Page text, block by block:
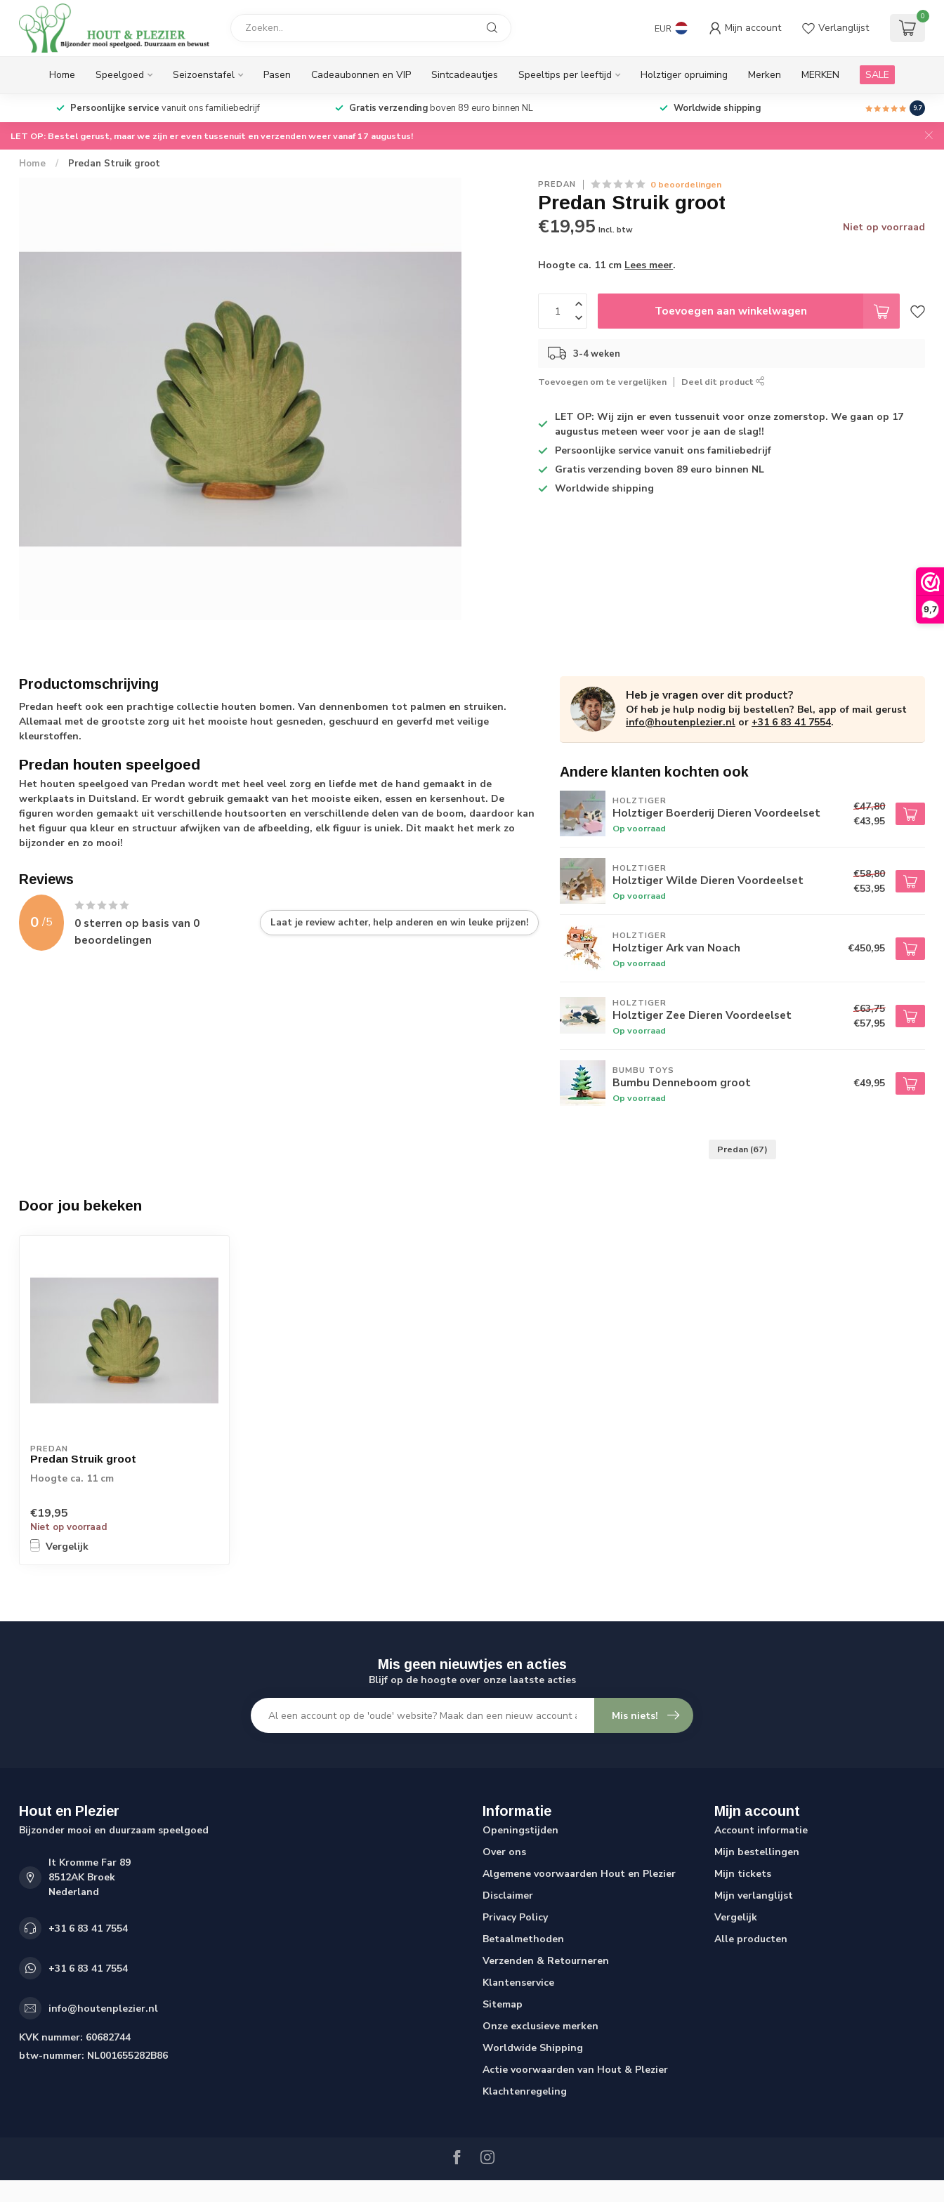
9,7
EUR Mijn account Verlanglijst
0
Home Speelgoed Seizoenstafel Pasen Cadeaubonnen en VIP Sintcadeautjes Speeltips per leeftijd Holztiger opruiming Merken MERKEN SALE
Persoonlijke service vanuit ons familiebedrijf Gratis verzendingboven 89 euro binnen NL Worldwide shipping 9.7
LET OP: Bestel gerust, maar we zijn er even tussenuit en verzenden weer vanaf 17 augustus!
Home / Predan Struik groot
PREDAN 0 beoordelingen
Predan Struik groot
€19,95 Incl. btw Niet op voorraad
Hoogte ca. 11 cm Lees meer.
Toevoegen aan winkelwagen
3-4 weken
Toevoegen om te vergelijken Deel dit product
LET OP: Wij zijn er even tussenuit voor onze zomerstop. We gaan op 17
augustus meteen weer voor je aan de slag!!
Persoonlijke service vanuit ons familiebedrijf
Gratis verzending boven 89 euro binnen NL
Worldwide shipping
Productomschrijving
Predan heeft ook een prachtige collectie houten bomen. Van dennenbomen tot palmen en struiken.
Allemaal met de grootste zorg uit het mooiste hout gesneden, geschuurd en geverfd met veilige
kleurstoffen.
Predan houten speelgoed
Het houten speelgoed van Predan wordt met heel veel zorg en liefde met de hand gemaakt in de
werkplaats in Duitsland. Er wordt gebruik gemaakt van het mooiste eiken, essen en kersenhout. De
figuren worden gemaakt uit verschillende houtsoorten en verschillende delen van de boom, daardoor kan
het figuur qua kleur en structuur afwijken van de afbeelding, elk figuur is uniek. Dit maakt het merk zo
bijzonder en zo mooi!
Reviews
0 /5 0 sterren op basis van 0
beoordelingen
Laat je review achter, help anderen en win leuke prijzen!
Heb je vragen over dit product?
Of heb je hulp nodig bij bestellen? Bel, app of mail gerust
info@houtenplezier.nl or +31 6 83 41 7554.
Andere klanten kochten ook
HOLZTIGER
Holztiger Boerderij Dieren Voordeelset
Op voorraad
€47,80
€43,95
HOLZTIGER
Holztiger Wilde Dieren Voordeelset
Op voorraad
€58,80
€53,95
HOLZTIGER
Holztiger Ark van Noach
Op voorraad
€450,95
HOLZTIGER
Holztiger Zee Dieren Voordeelset
Op voorraad
€63,75
€57,95
BUMBU TOYS
Bumbu Denneboom groot
Op voorraad
€49,95
Predan (67)
Door jou bekeken
PREDAN
Predan Struik groot
Hoogte ca. 11 cm
€19,95
Niet op voorraad
Vergelijk
Mis geen nieuwtjes en acties
Blijf op de hoogte over onze laatste acties
Mis niets!
Hout en Plezier
Bijzonder mooi en duurzaam speelgoed
It Kromme Far 89
8512AK Broek
Nederland
+31 6 83 41 7554
+31 6 83 41 7554
info@houtenplezier.nl
KVK nummer: 60682744
btw-nummer: NL001655282B86
Informatie
Openingstijden
Over ons
Algemene voorwaarden Hout en Plezier
Disclaimer
Privacy Policy
Betaalmethoden
Verzenden & Retourneren
Klantenservice
Sitemap
Onze exclusieve merken
Worldwide Shipping
Actie voorwaarden van Hout & Plezier
Klachtenregeling
Mijn account
Account informatie
Mijn bestellingen
Mijn tickets
Mijn verlanglijst
Vergelijk
Alle producten